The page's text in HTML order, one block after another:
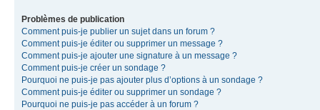
Problèmes de publication
Comment puis-je publier un sujet dans un forum ?
Comment puis-je éditer ou supprimer un message ?
Comment puis-je ajouter une signature à un message ?
Comment puis-je créer un sondage ?
Pourquoi ne puis-je pas ajouter plus d’options à un sondage ?
Comment puis-je éditer ou supprimer un sondage ?
Pourquoi ne puis-je pas accéder à un forum ?